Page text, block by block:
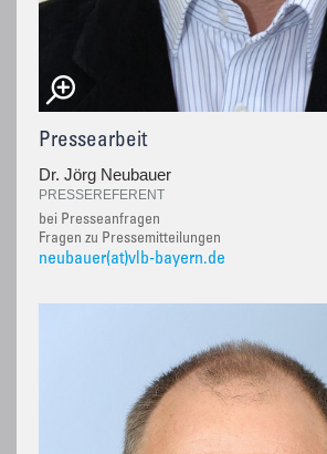
Pressearbeit
Dr. Jörg Neubauer
PRESSEREFERENT
bei Presseanfragen
Fragen zu Pressemitteilungen
neubauer(at)vlb-bayern.de